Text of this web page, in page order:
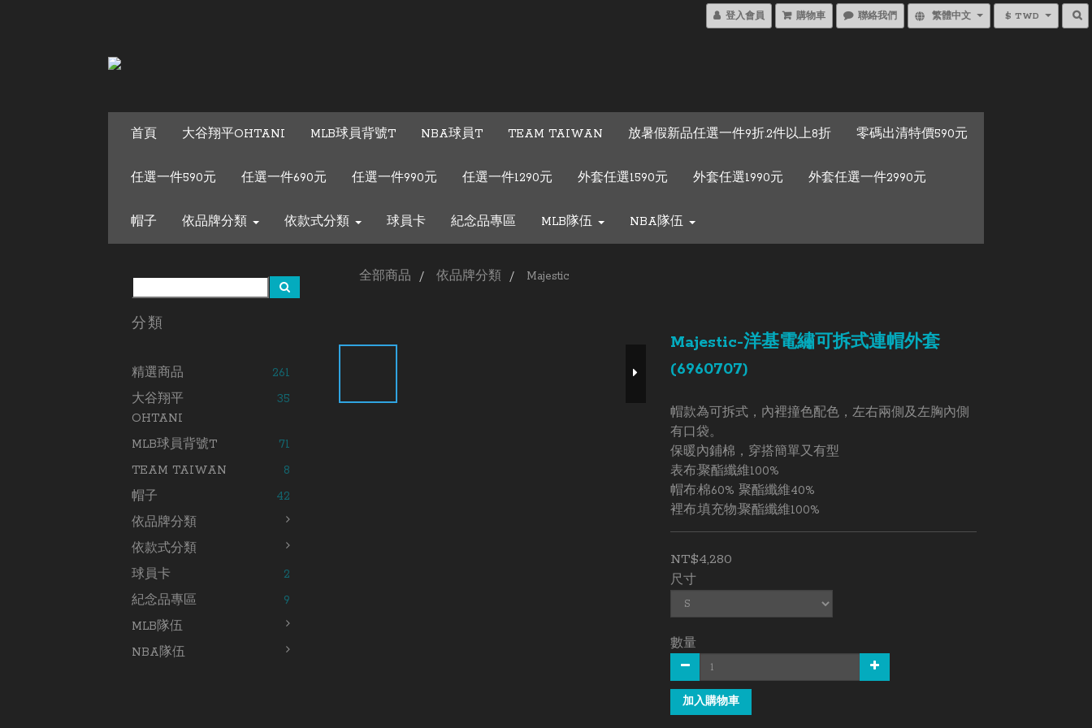
登入會員 購物車 聯絡我們 繁體中文 $ TWD
首頁 大谷翔平OHTANI MLB球員背號T NBA球員T TEAM TAIWAN 放暑假新品任選一件9折.2件以上8折 零碼出清特價590元
任選一件590元 任選一件690元 任選一件990元 任選一件1290元 外套任選1590元 外套任選1990元 外套任選一件2990元
帽子 依品牌分類 依款式分類 球員卡 紀念品專區 MLB隊伍 NBA隊伍
分類
精選商品
261
大谷翔平
OHTANI
35
MLB球員背號T
71
TEAM TAIWAN
8
帽子
42
依品牌分類
依款式分類
球員卡
2
紀念品專區
9
MLB隊伍
NBA隊伍
全部商品 依品牌分類 Majestic
Majestic-洋基電繡可拆式連帽外套
(6960707)
帽款為可拆式，內裡撞色配色，左右兩側及左胸內側
有口袋。
保暖內鋪棉，穿搭簡單又有型
表布:聚酯纖維100%
帽布:棉60% 聚酯纖維40%
裡布.填充物:聚酯纖維100%
NT$4,280
尺寸
數量
加入購物車